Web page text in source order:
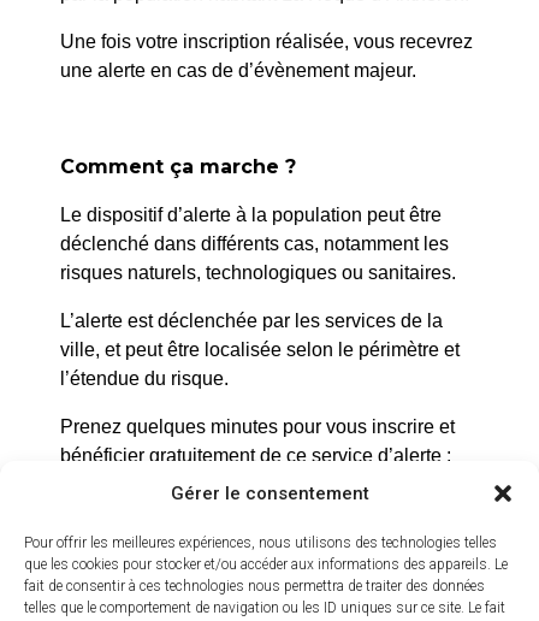
Gérer le consentement
Pour offrir les meilleures expériences, nous utilisons des technologies telles
que les cookies pour stocker et/ou accéder aux informations des appareils. Le
fait de consentir à ces technologies nous permettra de traiter des données
telles que le comportement de navigation ou les ID uniques sur ce site. Le fait
Entrée libre
- Office de
tourisme
Une fois votre inscription réalisée, vous recevrez
une alerte en cas de d’évènement majeur.
Comment ça marche ?
Le dispositif d’alerte à la population peut être
déclenché dans différents cas, notamment les
risques naturels, technologiques ou sanitaires.
L’alerte est déclenchée par les services de la
ville, et peut être localisée selon le périmètre et
l’étendue du risque.
Prenez quelques minutes pour vous inscrire et
bénéficier gratuitement de ce service d’alerte :
https://inscription.cedralis.com/
Comment sont utilisées les données